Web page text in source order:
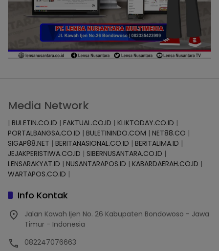
Media Network
| BULETIN.CO.ID | FAKTUAL.CO.ID | KLIKTODAY.CO.ID |
PORTALBANGSA.CO.ID | BULETININDO.COM | NET88.CO |
SIGAP88.NET | BERITANASIONAL.CO.ID | BERITALIMA.ID |
JEJAKPERISTIWA.CO.ID | SIBERNUSANTARA.CO.ID |
LENSARAKYAT.ID | NUSANTARAPOS.ID | KABARDAERAH.CO.ID |
WARTAPOS.CO.ID |
Info Kontak
Jalan Kawah Ijen No. 26 Kabupaten Bondowoso - Jawa
Timur - Indonesia
082247076663